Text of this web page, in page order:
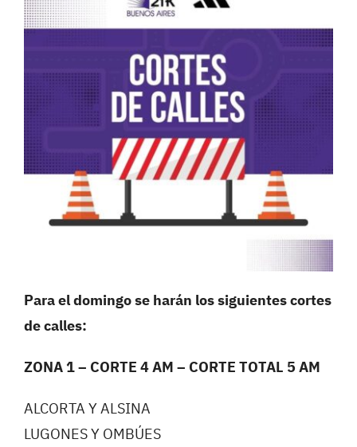
Para el domingo se harán los siguientes cortes
de calles:
ZONA 1 – CORTE 4 AM – CORTE TOTAL 5 AM
ALCORTA Y ALSINA
LUGONES Y OMBÚES